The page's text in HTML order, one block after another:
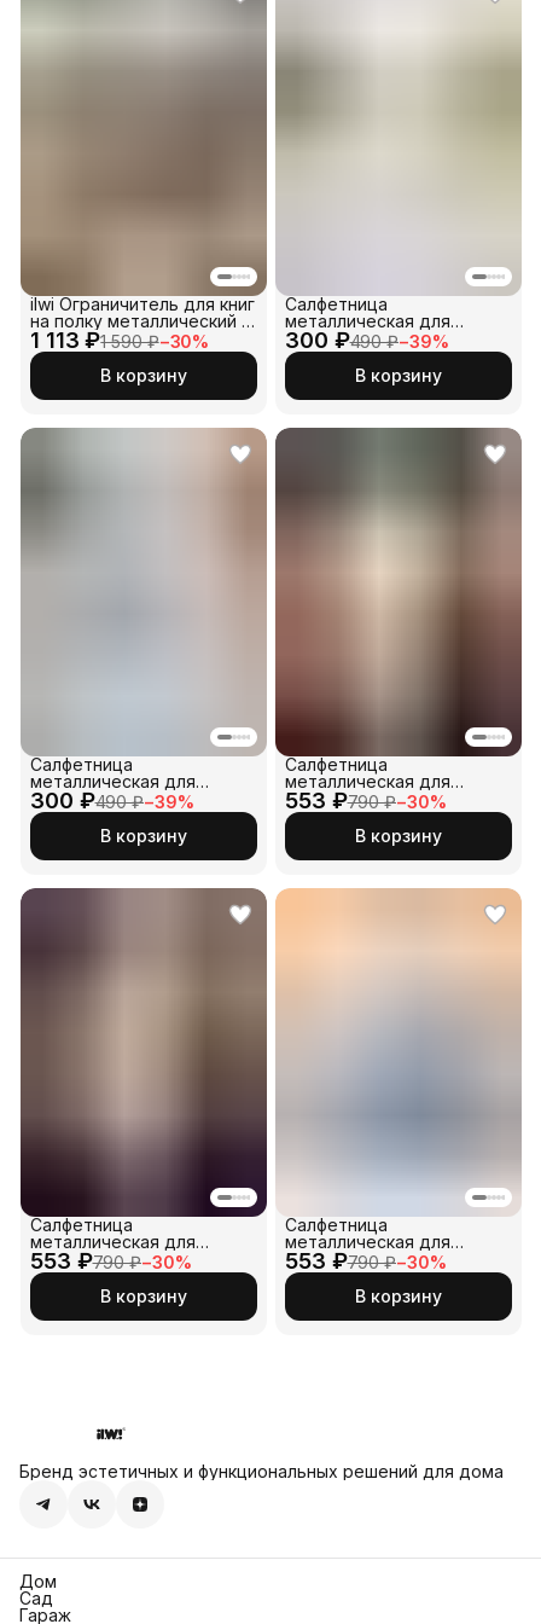
1 113 ₽1 590 ₽−30%
ilwi Ограничитель для книг
на полку металлический 2
шт
В корзину
300 ₽490 ₽−39%
Салфетница
металлическая для
бумажных салфеток
В корзину
300 ₽490 ₽−39%
Салфетница
металлическая для
бумажных салфеток
В корзину
553 ₽790 ₽−30%
Салфетница
металлическая для
бумажных салфеток
В корзину
553 ₽790 ₽−30%
Салфетница
металлическая для
бумажных салфеток
В корзину
553 ₽790 ₽−30%
Салфетница
металлическая для
бумажных салфеток
В корзину
Бренд эстетичных и функциональных решений для дома
Дом
Сад
Гараж